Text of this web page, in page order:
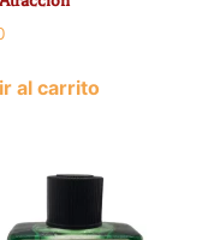
al carrito